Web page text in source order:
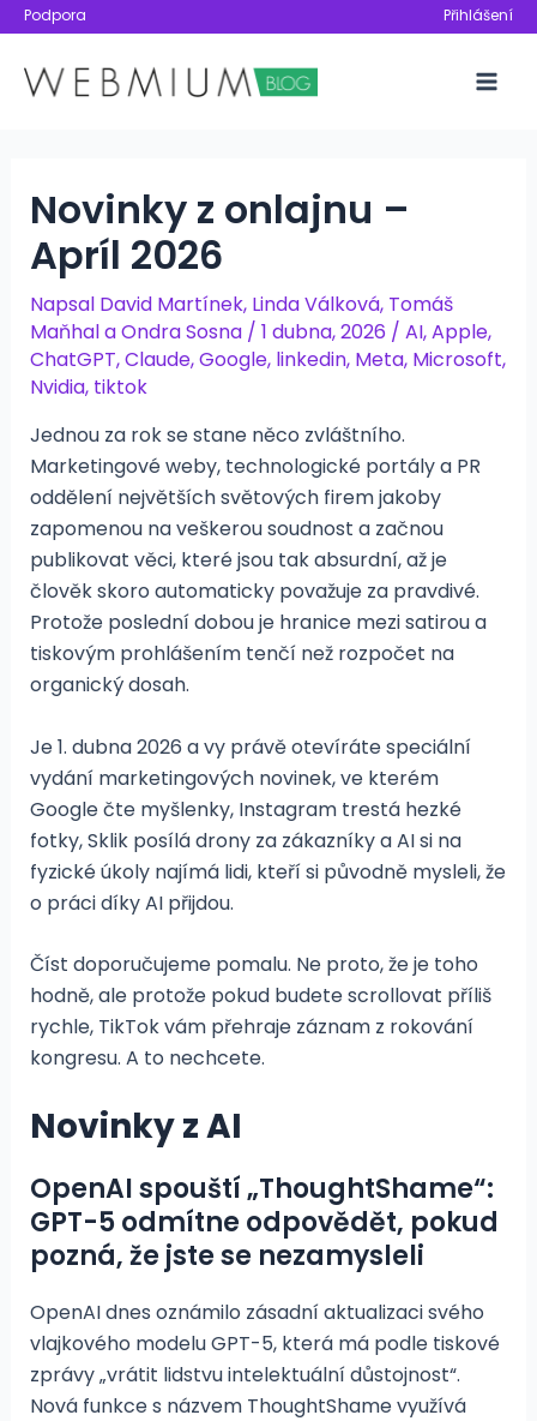
Přeskočit
obsah
Podpora Přihlášení
Novinky z onlajnu –
Apríl 2026
Napsal David Martínek, Linda Válková, Tomáš
MaňhalaOndra Sosna / 1 dubna, 2026 / AI,Apple,
ChatGPT,Claude,Google, linkedin, Meta, Microsoft,
Nvidia, tiktok
Jednou za rok se stane něco zvláštního.
Marketingové weby, technologické portály a PR
oddělení největších světových firem jakoby
zapomenou na veškerou soudnost a začnou
publikovat věci, které jsou tak absurdní, až je
člověk skoro automaticky považuje za pravdivé.
Protože poslední dobou je hranice mezi satirou a
tiskovým prohlášením tenčí než rozpočet na
organický dosah.
Je 1. dubna 2026 a vy právě otevíráte speciální
vydání marketingových novinek, ve kterém
Google čte myšlenky, Instagram trestá hezké
fotky, Sklik posílá drony za zákazníky a AI si na
fyzické úkoly najímá lidi, kteří si původně mysleli, že
o práci díky AI přijdou.
Číst doporučujeme pomalu. Ne proto, že je toho
hodně, ale protože pokud budete scrollovat příliš
rychle, TikTok vám přehraje záznam z rokování
kongresu. A to nechcete.
Novinky z AI
OpenAI spouští „ThoughtShame“:
GPT-5 odmítne odpovědět, pokud
pozná, že jste se nezamysleli
OpenAI dnes oznámilo zásadní aktualizaci svého
vlajkového modelu GPT-5, která má podle tiskové
zprávy „vrátit lidstvu intelektuální důstojnost“.
Nová funkce s názvem ThoughtShame využívá